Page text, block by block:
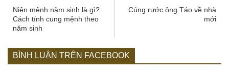
Niên mệnh năm sinh là gì?
Cách tính cung mệnh theo
năm sinh
Cúng rước ông Táo về nhà
mới
BÌNH LUẬN TRÊN FACEBOOK